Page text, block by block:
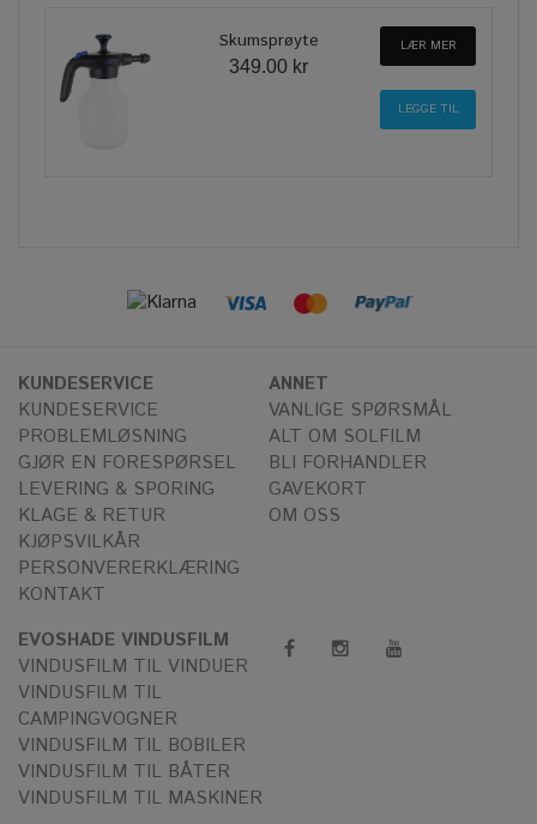
Skumsprøyte
349.00 kr
LÆR MER
KUNDESERVICE
KUNDESERVICE
PROBLEMLØSNING
GJØR EN FORESPØRSEL
LEVERING & SPORING
KLAGE & RETUR
KJØPSVILKÅR
PERSONVERERKLÆRING
KONTAKT
ANNET
VANLIGE SPØRSMÅL
ALT OM SOLFILM
BLI FORHANDLER
GAVEKORT
OM OSS
EVOSHADE VINDUSFILM
VINDUSFILM TIL VINDUER
VINDUSFILM TIL
CAMPINGVOGNER
VINDUSFILM TIL BOBILER
VINDUSFILM TIL BÅTER
VINDUSFILM TIL MASKINER